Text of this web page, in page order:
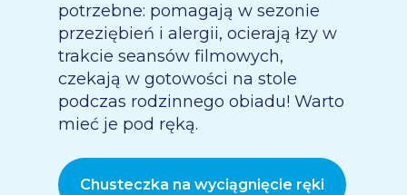
potrzebne: pomagają w sezonie
przeziębień i alergii, ocierają łzy w
trakcie seansów filmowych,
czekają w gotowości na stole
podczas rodzinnego obiadu! Warto
mieć je pod ręką.
Chusteczka na wyciągnięcie ręki